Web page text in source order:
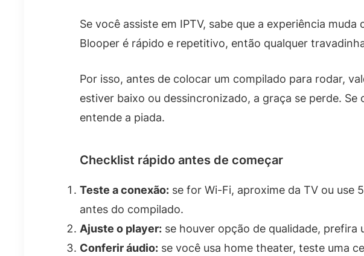
Se você assiste em IPTV, sabe que a experiência
Blooper é rápido e repetitivo, então qualquer
Por isso, antes de colocar um compilado para rodar,
estiver baixo ou dessincronizado, a graça se perde.
entende a piada.
Checklist rápido antes de começar
Teste a conexão: se for Wi-Fi, aproxime da TV ou use
antes do compilado.
Ajuste o player: se houver opção de qualidade, prefira
Conferir áudio: se você usa home theater, teste uma